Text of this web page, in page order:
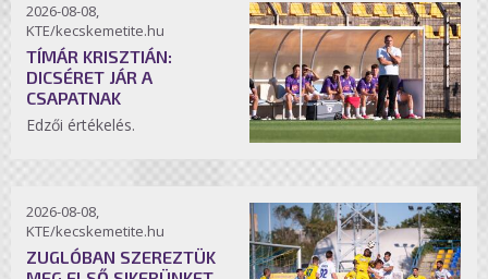
2026-08-08,
KTE/kecskemetite.hu
TÍMÁR KRISZTIÁN:
DICSÉRET JÁR A
CSAPATNAK
Edzői értékelés.
2026-08-08,
KTE/kecskemetite.hu
ZUGLÓBAN SZEREZTÜK